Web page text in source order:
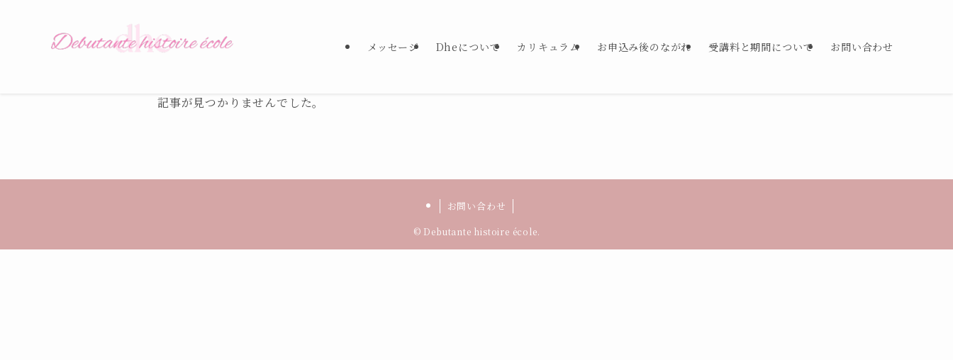
メッセージ Dheについて カリキュラム お申込み後のながれ 受講料と期間について お問い合わせ
記事が見つかりませんでした。
お問い合わせ
© Debutante histoire école.